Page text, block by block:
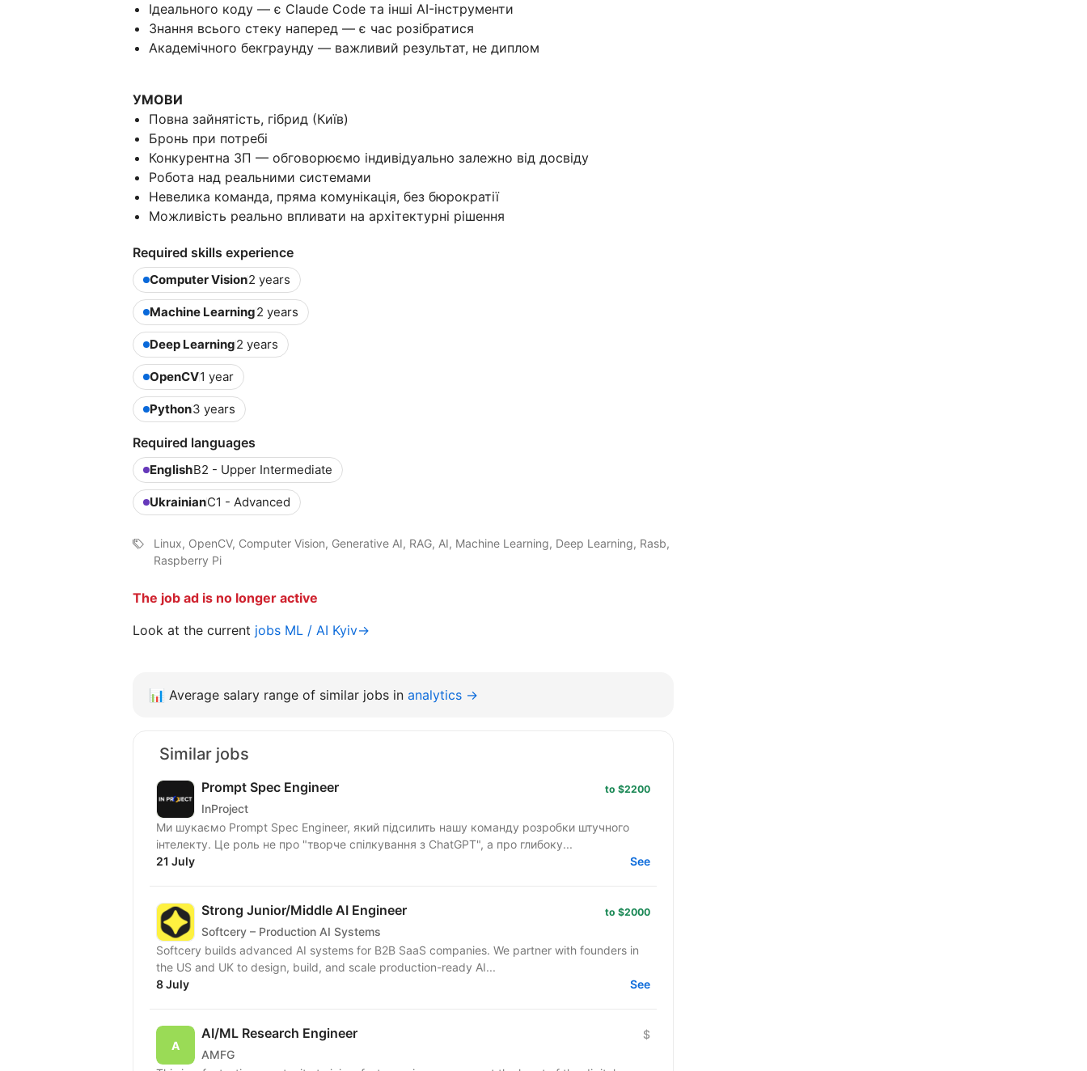
Ідеального коду — є Claude Code та інші AI-інструменти
Знання всього стеку наперед — є час розібратися
Академічного бекграунду — важливий результат, не диплом
УМОВИ
Повна зайнятість, гібрид (Київ)
Бронь при потребі
Конкурентна ЗП — обговорюємо індивідуально залежно від досвіду
Робота над реальними системами
Невелика команда, пряма комунікація, без бюрократії
Можливість реально впливати на архітектурні рішення
Required skills experience
Computer Vision2 years
Machine Learning2 years
Deep Learning2 years
OpenCV1 year
Python3 years
Required languages
EnglishB2 - Upper Intermediate
UkrainianC1 - Advanced
Linux, OpenCV, Computer Vision, Generative AI, RAG, AI, Machine Learning, Deep Learning, Rasb,
Raspberry Pi
The job ad is no longer active
Look at the current jobs ML / AI Kyiv→
📊 Average salary range of similar jobs in analytics →
Similar jobs
Prompt Spec Engineer
InProject
to $2200
Ми шукаємо Prompt Spec Engineer, який підсилить нашу команду розробки штучного
інтелекту. Це роль не про "творче спілкування з ChatGPT", а про глибоку...
21 July
See
Strong Junior/Middle AI Engineer
Softcery – Production AI Systems
to $2000
Softcery builds advanced AI systems for B2B SaaS companies. We partner with founders in
the US and UK to design, build, and scale production-ready AI...
8 July
See
AI/ML Research Engineer
AMFG
$